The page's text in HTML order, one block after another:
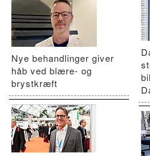
Nye behandlinger giver
håb ved blære- og
brystkræft